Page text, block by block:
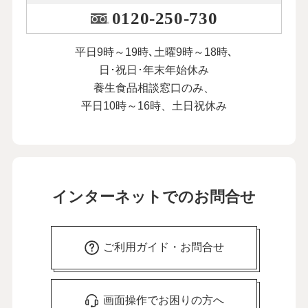
0120-250-730
平日9時～19時､土曜9時～18時､
日･祝日･年末年始休み
養生食品相談窓口のみ、
平日10時～16時、土日祝休み
インターネットでのお問合せ
ご利用ガイド・お問合せ
画面操作でお困りの方へ